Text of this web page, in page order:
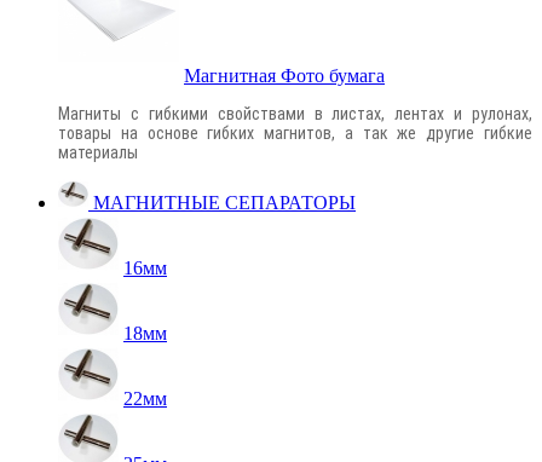
Магнитная Фото бумага
Магниты с гибкими свойствами в листах, лентах и рулонах,
товары на основе гибких магнитов, а так же другие гибкие
материалы
МАГНИТНЫЕ СЕПАРАТОРЫ
16мм
18мм
22мм